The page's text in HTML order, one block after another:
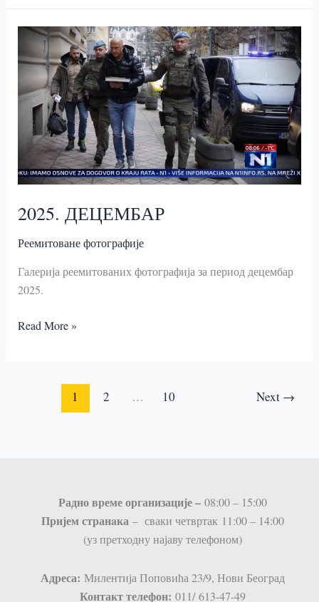
СЕДНИЦУ
УПРАВНОГ
ОДБОРА
ОФА
2025. ДЕЦЕМБАР
Реемитоване фотографије
Галерија реемитованих фотографија за период децембар
2025.
2025.
Read More »
1 2 … 10 Next →
Радно време организације – 08:00 – 15:00
Пријем странaка– сваки четвртак 11:00 – 14:00
(уз претходну најаву телефоном)
Адреса: Милентија Поповића 23/9, Нови Београд
Контакт телефон: 011/ 613-47-49